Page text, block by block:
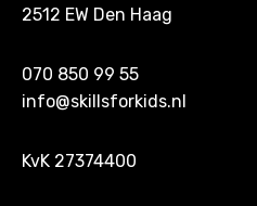
2512 EW Den Haag
070 850 99 55
info@skillsforkids.nl
KvK 27374400